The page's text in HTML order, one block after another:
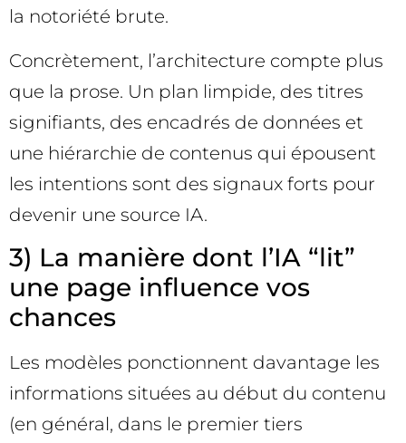
la notoriété brute.
Concrètement, l’architecture compte plus
que la prose. Un plan limpide, des titres
signifiants, des encadrés de données et
une hiérarchie de contenus qui épousent
les intentions sont des signaux forts pour
devenir une source IA.
3) La manière dont l’IA “lit”
une page influence vos
chances
Les modèles ponctionnent davantage les
informations situées au début du contenu
(en général, dans le premier tiers